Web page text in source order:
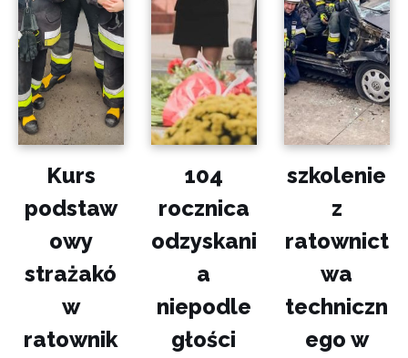
Kurs
podstaw
owy
strażakó
w
ratownik
104
rocznica
odzyskani
a
niepodle
głości
szkolenie
z
ratownict
wa
techniczn
ego w